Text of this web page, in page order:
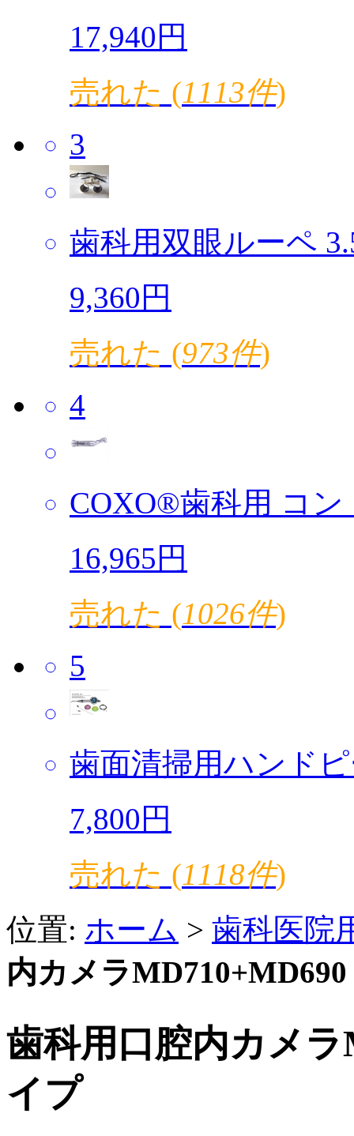
17,940円
売れた (1113件)
3
歯科用双眼ルーペ
9,360円
売れた (973件)
4
COXO®歯科用 コン
16,965円
売れた (1026件)
5
歯面清掃用ハンド
7,800円
売れた (1118件)
位置: ホーム > 歯科医院
内カメラ
歯科用口腔内カメ
イプ